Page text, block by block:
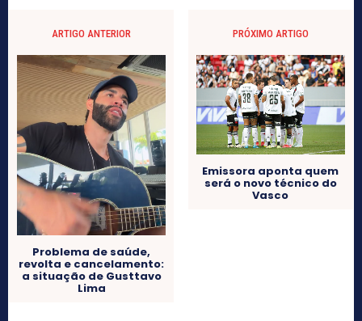
ARTIGO ANTERIOR
Problema de saúde,
revolta e cancelamento:
a situação de Gusttavo
Lima
PRÓXIMO ARTIGO
Emissora aponta quem
será o novo técnico do
Vasco